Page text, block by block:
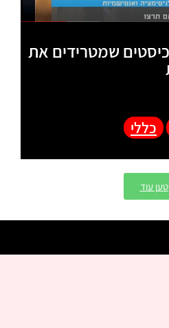
שמטרידים את
כללי
טען עוד